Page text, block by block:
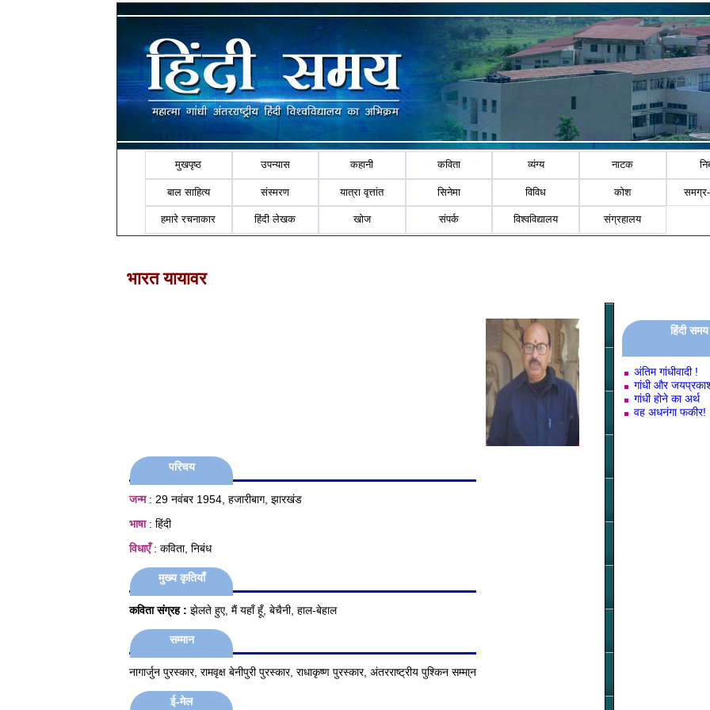
मुखपृष्ठ उपन्यास कहानी कविता व्यंग्य नाटक
बाल साहित्य संस्मरण यात्रा वृत्तांत सिनेमा विविध कोश
हमारे रचनाकार हिंदी लेखक खोज संपर्क विश्वविद्यालय संग्रहालय
भारत यायावर
परिचय
जन्म: 29 नवंबर 1954, हजारीबाग, झारखंड
भाषा: हिंदी
विधाएँ: कविता, निबंध
मुख्य कृतियाँ
कविता संग्रह : झेलते हुए, मैं यहाँ हूँ, बेचैनी, हाल-बेहाल
सम्मान
नागार्जुन पुरस्कार, रामवृक्ष बेनीपुरी पुरस्कार, राधाकृष्ण पुरस्कार, अंतरराष्ट्रीय पुश्किन सम्मा्न
ई-मेल
हिंदी
अंतिम गांधीवादी !
गांधी और
गांधी होने का अर्थ
वह अधनंगा फकीर!